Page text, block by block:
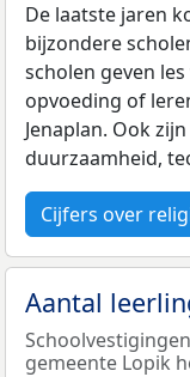
De laatste jaren
bijzondere
scholen geven
opvoeding of
Jenaplan. Ook
duurzaamheid,
Cijfers over
Aantal
gemeente Lopik